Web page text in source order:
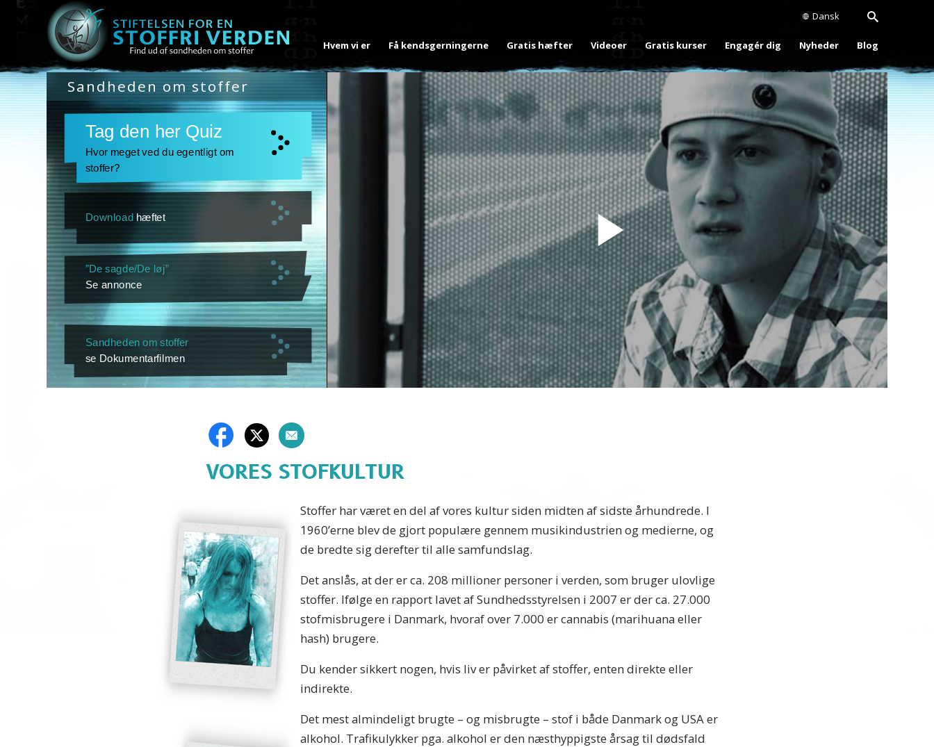
Dansk
Hvem vi er Få kendsgerningerne Gratis hæfter Videoer Gratis kurser Engagér dig Nyheder Blog
Play
Video
Sandheden om stoffer
Tag den her Quiz
Hvor meget ved du egentligt om
stoffer?
Download hæftet
”De sagde/De løj”
Se annonce
Sandheden om stoffer
se Dokumentarfilmen
VORES STOFKULTUR
Stoffer har været en del af vores kultur siden midten af sidste århundrede. I
1960’erne blev de gjort populære gennem musikindustrien og medierne, og
de bredte sig derefter til alle samfundslag.
Det anslås, at der er ca. 208 millioner personer i verden, som bruger ulovlige
stoffer. Ifølge en rapport lavet af Sundhedsstyrelsen i 2007 er der ca. 27.000
stofmisbrugere i Danmark, hvoraf over 7.000 er cannabis (marihuana eller
hash) brugere.
Du kender sikkert nogen, hvis liv er påvirket af stoffer, enten direkte eller
indirekte.
Det mest almindeligt brugte – og misbrugte – stof i både Danmark og USA er
alkohol. Trafikulykker pga. alkohol er den næsthyppigste årsag til dødsfald